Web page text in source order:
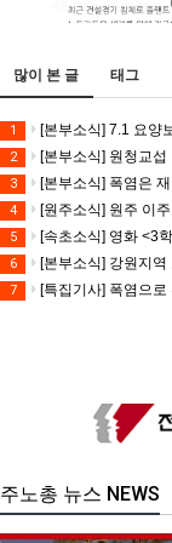
많이 본 글 태그
1 [본부소식] 7.1 요양
2 [본부소식] 원청교섭 원년. 초기
3 [본부소식] 폭염은 재난
4 [원주소식] 원주 이
5 [속초소식] 영화 <3
6 [본부소식] 강원지역
7 [특집기사] 폭염으
노총 뉴스 NEWS